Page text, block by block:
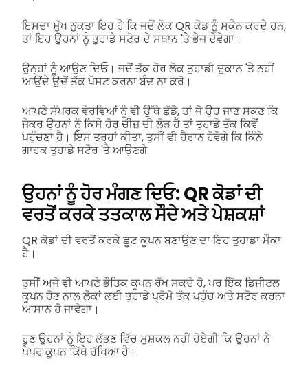
ਇਸਦਾ ਮੁੱਖ ਨੁਕਤਾ ਇਹ ਹੈ ਕਿ ਜਦੋਂ ਲੋਕ QR ਕੋਡ ਨੂੰ ਸਕੈਨ ਕਰਦੇ ਹਨ,
ਤਾਂ ਇਹ ਉਹਨਾਂ ਨੂੰ ਤੁਹਾਡੇ ਸਟੋਰ ਦੇ ਸਥਾਨ 'ਤੇ ਭੇਜ ਦੇਵੇਗਾ।
ਉਨ੍ਹਾਂ ਨੂੰ ਆਉਣ ਦਿਓ। ਜਦੋਂ ਤੱਕ ਹੋਰ ਲੋਕ ਤੁਹਾਡੀ ਦੁਕਾਨ 'ਤੇ ਨਹੀਂ
ਆਉਂਦੇ ਉਦੋਂ ਤੱਕ ਪੋਸਟ ਕਰਨਾ ਬੰਦ ਨਾ ਕਰੋ।
ਆਪਣੇ ਸੰਪਰਕ ਵੇਰਵਿਆਂ ਨੂੰ ਵੀ ਉੱਥੇ ਛੱਡੋ, ਤਾਂ ਜੋ ਉਹ ਜਾਣ ਸਕਣ ਕਿ
ਜੇਕਰ ਉਹਨਾਂ ਨੂੰ ਕਿਸੇ ਹੋਰ ਚੀਜ਼ ਦੀ ਲੋੜ ਹੈ ਤਾਂ ਤੁਹਾਡੇ ਤੱਕ ਕਿਵੇਂ
ਪਹੁੰਚਣਾ ਹੈ। ਇਸ ਤਰ੍ਹਾਂ ਕੀਤਾ, ਤੁਸੀਂ ਵੀ ਹੈਰਾਨ ਹੋਵੋਗੇ ਕਿ ਕਿੰਨੇ
ਗਾਹਕ ਤੁਹਾਡੇ ਸਟੋਰ 'ਤੇ ਆਉਣਗੇ.
ਉਹਨਾਂ ਨੂੰ ਹੋਰ ਮੰਗਣ ਦਿਓ: QR ਕੋਡਾਂ ਦੀ
ਵਰਤੋਂ ਕਰਕੇ ਤਤਕਾਲ ਸੌਦੇ ਅਤੇ ਪੇਸ਼ਕਸ਼ਾਂ
QR ਕੋਡਾਂ ਦੀ ਵਰਤੋਂ ਕਰਕੇ ਛੂਟ ਕੂਪਨ ਬਣਾਉਣ ਦਾ ਇਹ ਤੁਹਾਡਾ ਮੌਕਾ
ਹੈ।
ਤੁਸੀਂ ਅਜੇ ਵੀ ਆਪਣੇ ਭੌਤਿਕ ਕੂਪਨ ਰੱਖ ਸਕਦੇ ਹੋ, ਪਰ ਇੱਕ ਡਿਜੀਟਲ
ਕੂਪਨ ਹੋਣ ਨਾਲ ਲੋਕਾਂ ਲਈ ਤੁਹਾਡੇ ਪ੍ਰੋਮੋ ਤੱਕ ਪਹੁੰਚ ਅਤੇ ਸਟੋਰ ਕਰਨਾ
ਆਸਾਨ ਹੋ ਜਾਵੇਗਾ।
ਹੁਣ ਉਹਨਾਂ ਨੂੰ ਇਹ ਲੱਭਣ ਵਿੱਚ ਮੁਸ਼ਕਲ ਨਹੀਂ ਹੋਏਗੀ ਕਿ ਉਹਨਾਂ ਨੇ
ਪੇਪਰ ਕੂਪਨ ਕਿੱਥੇ ਰੱਖਿਆ ਹੈ।